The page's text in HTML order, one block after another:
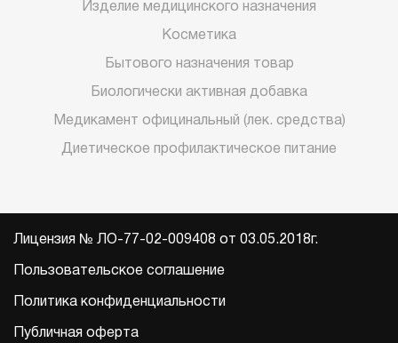
Изделие медицинского назначения
Косметика
Бытового назначения товар
Биологически активная добавка
Медикамент официнальный (лек. средства)
Диетическое профилактическое питание
Лицензия № ЛО-77-02-009408 от 03.05.2018г.
Пользовательское соглашение
Политика конфиденциальности
Публичная оферта